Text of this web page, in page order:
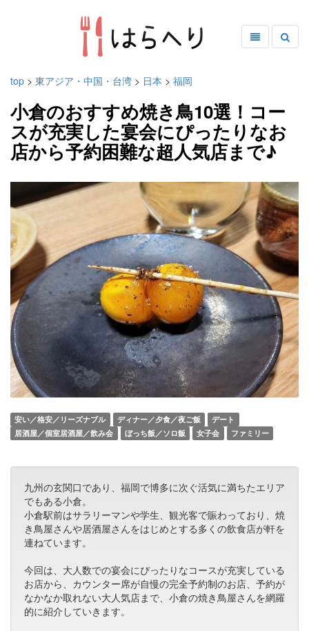
top > 東アジア・中国・台湾 > 日本 > 福岡
小倉のおすすめ焼き鳥10選！コー
スが充実した宴会にぴったりなお
店から予約困難な超人気店まで♪
安い／格安／リーズナブル ディナー／夕食／夜ご飯
デート
居酒屋／個室居酒屋／飲み会
ぼっち飯／ソロ飯 女子会 ファミリー
九州の玄関口であり、福岡で博多に次ぐ活気に満ちたエリア
でもある小倉。
小倉駅前はサラリーマンや学生、観光客で賑わっており、焼
き鳥屋さんや居酒屋さんをはじめとする多くの飲食店が軒を
連ねています。
今回は、大人数での宴会にぴったりなコースが充実している
お店から、カウンター席が自慢の完全予約制のお店、予約が
なかなか取れない大人気店まで、小倉の焼き鳥屋さんを網羅
的に紹介していきます。